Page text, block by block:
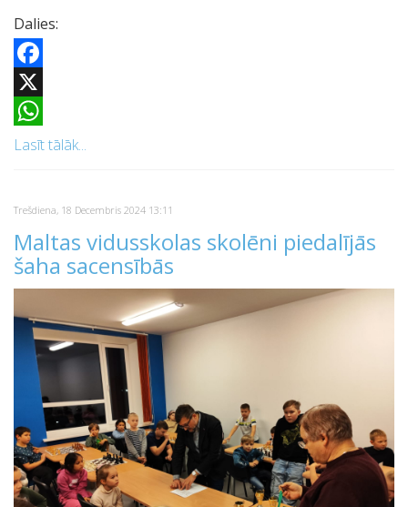
Dalies:
Facebook
X
WhatsApp
Lasīt tālāk...
Trešdiena, 18 Decembris 2024 13:11
Maltas vidusskolas skolēni piedalījās
šaha sacensībās